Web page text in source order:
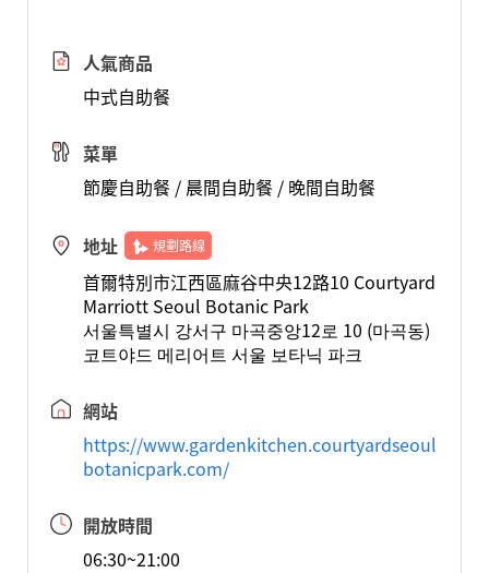
人氣商品
中式自助餐
菜單
節慶自助餐 / 晨間自助餐 / 晚間自助餐
地址 規劃路線
首爾特別市江西區麻谷中央12路10 Courtyard
Marriott Seoul Botanic Park
서울특별시 강서구 마곡중앙12로 10 (마곡동)
코트야드 메리어트 서울 보타닉 파크
網站
https://www.gardenkitchen.courtyardseoul
botanicpark.com/
開放時間
06:30~21:00